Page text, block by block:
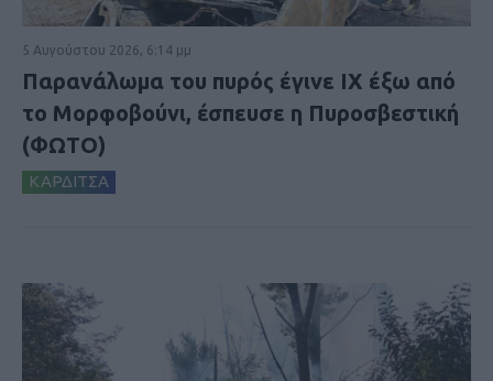
5 Αυγούστου 2026, 6:14 μμ
Παρανάλωμα του πυρός έγινε ΙΧ έξω από
το Μορφοβούνι, έσπευσε η Πυροσβεστική
(ΦΩΤΟ)
ΚΑΡΔΙΤΣΑ